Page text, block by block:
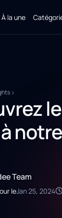
À la une
Team
leJan 25, 2024